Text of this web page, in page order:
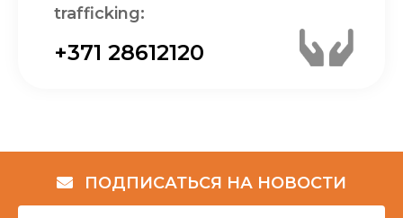
trafficking:
+371 28612120
ПОДПИСАТЬСЯ НА НОВОСТИ